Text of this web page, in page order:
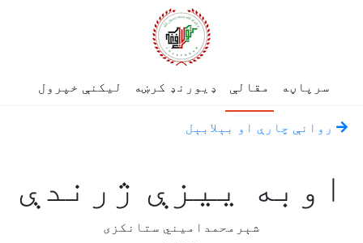
سرپاڼه مقالې ډیورنډ کرښه لیکنې خپرول
روانې چارې او بېلابېل
اوبه‌ ییزې ژرندې
شېرمحمدامیني ستانکزی